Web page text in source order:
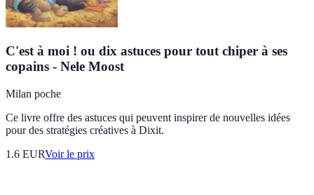
C'est à moi ! ou dix astuces pour tout chiper à ses
copains - Nele Moost
Milan poche
Ce livre offre des astuces qui peuvent inspirer de nouvelles idées
pour des stratégies créatives à Dixit.
1.6 EURVoir le prix